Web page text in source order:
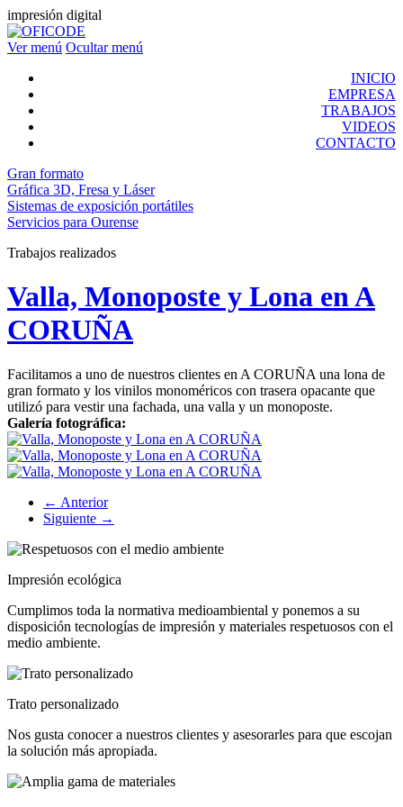
impresión digital
Ver menú Ocultar menú
INICIO
EMPRESA
TRABAJOS
VIDEOS
CONTACTO
Gran formato
Gráfica 3D, Fresa y Láser
Sistemas de exposición portátiles
Servicios para Ourense
Trabajos realizados
Valla, Monoposte y Lona en A
CORUÑA
Facilitamos a uno de nuestros clientes en A CORUÑA una lona de
gran formato y los vinilos monoméricos con trasera opacante que
utilizó para vestir una fachada, una valla y un monoposte.
Galería fotográfica:
← Anterior
Siguiente →
Impresión ecológica
Cumplimos toda la normativa medioambiental y ponemos a su
disposición tecnologías de impresión y materiales respetuosos con el
medio ambiente.
Trato personalizado
Nos gusta conocer a nuestros clientes y asesorarles para que escojan
la solución más apropiada.